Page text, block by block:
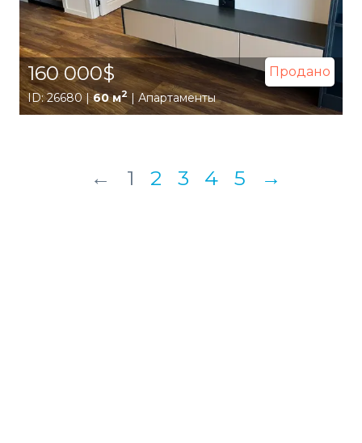
160 000$ Продано
ID: 26680 |60 м2 | Апартаменты
← 1 2 3 4 5 →